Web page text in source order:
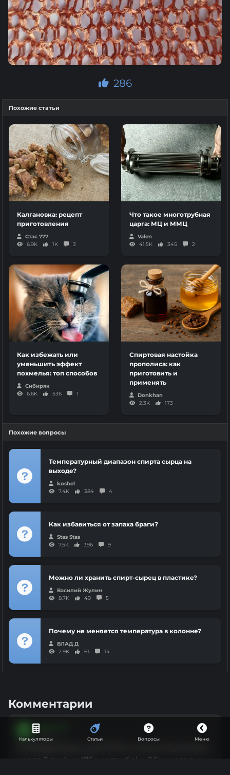
Калькуляторы Статьи Вопросы Меню
286
Похожие статьи
Калгановка: рецепт
приготовления
Стас 777
6.9K
1K 3
Что такое многотрубная
царга: МЦ и ММЦ
Valen
41.5K
345 2
Как избежать или
уменьшить эффект
похмелья: топ способов
Сибиряк
6.6K
536 1
Спиртовая настойка
прополиса: как
приготовить и
применять
Donkhan
2.3K
173
Похожие вопросы
Температурный диапазон спирта сырца на
выходе?
koshel
7.4K
384 4
Как избавиться от запаха браги?
Stas Stas
7.5K
396 9
Можно ли хранить спирт-сырец в пластике?
Василий Жулин
8.7K
49 5
Почему не меняется температура в колонне?
ВЛАД Д
2.9K
61 14
Комментарии
Вадим SH
Винокур
царга 3 дюйма (76 мм труба) - 2,5 м насадки ,